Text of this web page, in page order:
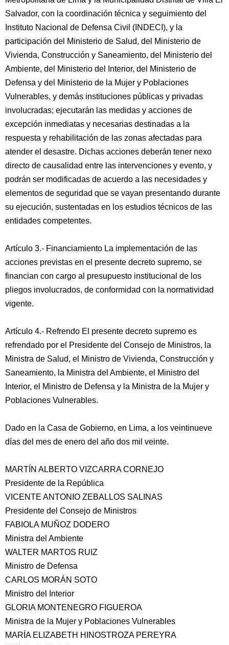
Salvador, con la coordinación técnica y seguimiento del
Instituto Nacional de Defensa Civil (INDECI), y la
participación del Ministerio de Salud, del Ministerio de
Vivienda, Construcción y Saneamiento, del Ministerio del
Ambiente, del Ministerio del Interior, del Ministerio de
Defensa y del Ministerio de la Mujer y Poblaciones
Vulnerables, y demás instituciones públicas y privadas
involucradas; ejecutarán las medidas y acciones de
excepción inmediatas y necesarias destinadas a la
respuesta y rehabilitación de las zonas afectadas para
atender el desastre. Dichas acciones deberán tener nexo
directo de causalidad entre las intervenciones y evento, y
podrán ser modificadas de acuerdo a las necesidades y
elementos de seguridad que se vayan presentando durante
su ejecución, sustentadas en los estudios técnicos de las
entidades competentes.
Artículo 3.- Financiamiento La implementación de las
acciones previstas en el presente decreto supremo, se
financian con cargo al presupuesto institucional de los
pliegos involucrados, de conformidad con la normatividad
vigente.
Artículo 4.- Refrendo El presente decreto supremo es
refrendado por el Presidente del Consejo de Ministros, la
Ministra de Salud, el Ministro de Vivienda, Construcción y
Saneamiento, la Ministra del Ambiente, el Ministro del
Interior, el Ministro de Defensa y la Ministra de la Mujer y
Poblaciones Vulnerables.
Dado en la Casa de Gobierno, en Lima, a los veintinueve
días del mes de enero del año dos mil veinte.
MARTÍN ALBERTO VIZCARRA CORNEJO
Presidente de la República
VICENTE ANTONIO ZEBALLOS SALINAS
Presidente del Consejo de Ministros
FABIOLA MUÑOZ DODERO
Ministra del Ambiente
WALTER MARTOS RUIZ
Ministro de Defensa
CARLOS MORÁN SOTO
Ministro del Interior
GLORIA MONTENEGRO FIGUEROA
Ministra de la Mujer y Poblaciones Vulnerables
MARÍA ELIZABETH HINOSTROZA PEREYRA